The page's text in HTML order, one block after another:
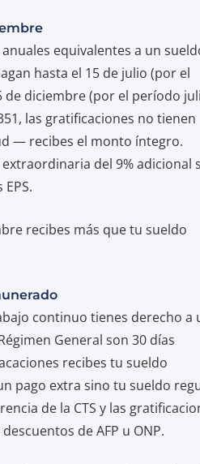
equivalentes a un
hasta el 15 de julio (por el
de diciembre (por el período
las gratificaciones no tienen
— recibes el monto íntegro.
del 9% adicional
recibes más que tu sueldo
continuo tienes derecho a
General son 30 días
recibes tu sueldo
pago extra sino tu sueldo
de la CTS y las
de AFP u ONP.